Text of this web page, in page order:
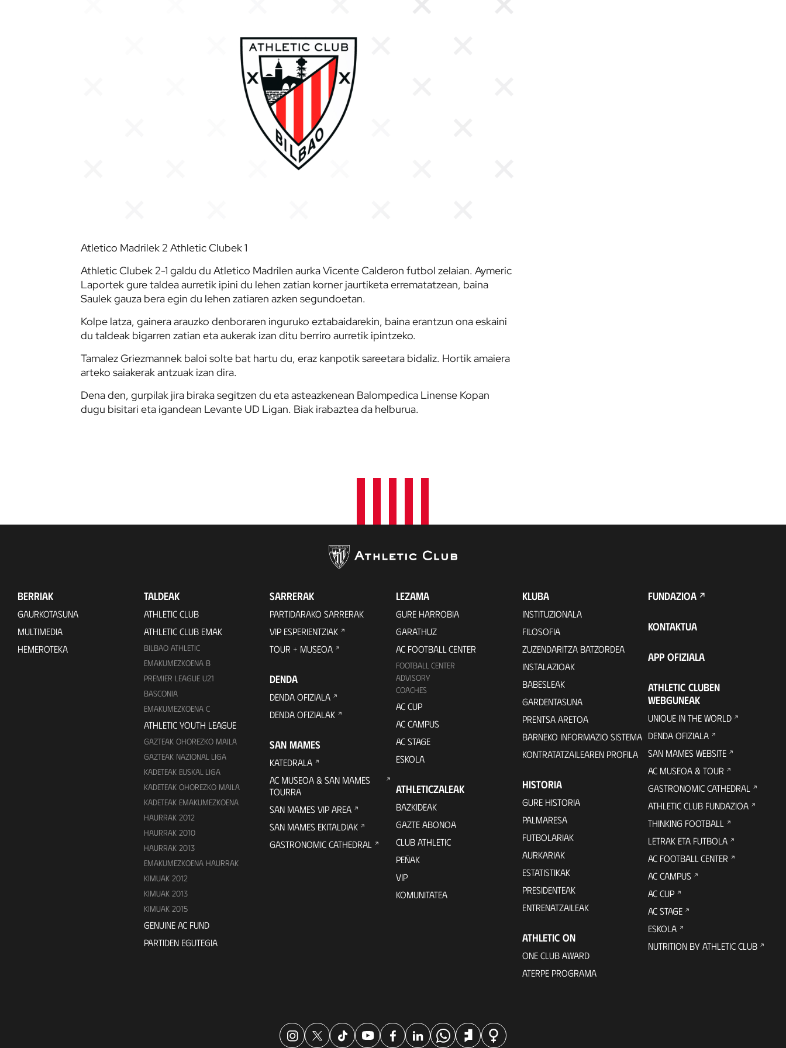
Atletico Madrilek 2 Athletic Clubek 1
Athletic Clubek 2-1 galdu du Atletico Madrilen aurka Vicente Calderon futbol zelaian. Aymeric
Laportek gure taldea aurretik ipini du lehen zatian korner jaurtiketa errematatzean, baina
Saulek gauza bera egin du lehen zatiaren azken segundoetan.
Kolpe latza, gainera arauzko denboraren inguruko eztabaidarekin, baina erantzun ona eskaini
du taldeak bigarren zatian eta aukerak izan ditu berriro aurretik ipintzeko.
Tamalez Griezmannek baloi solte bat hartu du, eraz kanpotik sareetara bidaliz. Hortik amaiera
arteko saiakerak antzuak izan dira.
Dena den, gurpilak jira biraka segitzen du eta asteazkenean Balompedica Linense Kopan
dugu bisitari eta igandean Levante UD Ligan. Biak irabaztea da helburua.
BERRIAK
GAURKOTASUNA
MULTIMEDIA
HEMEROTEKA
TALDEAK
ATHLETIC CLUB
ATHLETIC CLUB EMAK
BILBAO ATHLETIC
EMAKUMEZKOENA B
PREMIER LEAGUE U21
BASCONIA
EMAKUMEZKOENA C
ATHLETIC YOUTH LEAGUE
GAZTEAK OHOREZKO MAILA
GAZTEAK NAZIONAL LIGA
KADETEAK EUSKAL LIGA
KADETEAK OHOREZKO MAILA
KADETEAK EMAKUMEZKOENA
HAURRAK 2012
HAURRAK 2010
HAURRAK 2013
EMAKUMEZKOENA HAURRAK
KIMUAK 2012
KIMUAK 2013
KIMUAK 2015
GENUINE AC FUND
PARTIDEN EGUTEGIA
SARRERAK
PARTIDARAKO SARRERAK
VIP ESPERIENTZIAK
TOUR + MUSEOA
DENDA
DENDA OFIZIALA
DENDA OFIZIALAK
SAN MAMES
KATEDRALA
AC MUSEOA & SAN MAMES
TOURRA
SAN MAMES VIP AREA
SAN MAMES EKITALDIAK
GASTRONOMIC CATHEDRAL
LEZAMA
GURE HARROBIA
GARATHUZ
AC FOOTBALL CENTER
FOOTBALL CENTER
ADVISORY
COACHES
AC CUP
AC CAMPUS
AC STAGE
ESKOLA
ATHLETICZALEAK
BAZKIDEAK
GAZTE ABONOA
CLUB ATHLETIC
PEÑAK
VIP
KOMUNITATEA
KLUBA
INSTITUZIONALA
FILOSOFIA
ZUZENDARITZA BATZORDEA
INSTALAZIOAK
BABESLEAK
GARDENTASUNA
PRENTSA ARETOA
BARNEKO INFORMAZIO SISTEMA
KONTRATATZAILEAREN PROFILA
HISTORIA
GURE HISTORIA
PALMARESA
FUTBOLARIAK
AURKARIAK
ESTATISTIKAK
PRESIDENTEAK
ENTRENATZAILEAK
ATHLETIC ON
ONE CLUB AWARD
ATERPE PROGRAMA
FUNDAZIOA
KONTAKTUA
APP OFIZIALA
ATHLETIC CLUBEN
WEBGUNEAK
UNIQUE IN THE WORLD
DENDA OFIZIALA
SAN MAMES WEBSITE
AC MUSEOA & TOUR
GASTRONOMIC CATHEDRAL
ATHLETIC CLUB FUNDAZIOA
THINKING FOOTBALL
LETRAK ETA FUTBOLA
AC FOOTBALL CENTER
AC CAMPUS
AC CUP
AC STAGE
ESKOLA
NUTRITION BY ATHLETIC CLUB